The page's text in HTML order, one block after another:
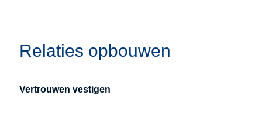
Relaties opbouwen
Vertrouwen vestigen